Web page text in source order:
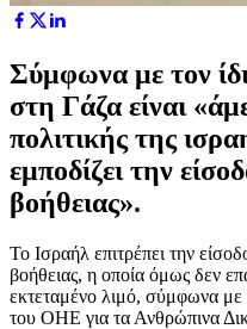
Σύμφωνα με τον
στη Γάζα είναι
πολιτικής της
εμποδίζει την
βοήθειας».
Το Ισραήλ επιτρέπει την
βοήθειας, η οποία όμως δεν
εκτεταμένο λιμό, σύμφωνα
του ΟΗΕ για τα Ανθρώπινα